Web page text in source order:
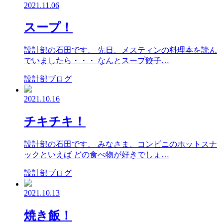
2021.11.06
スープ！
設計部の石田です。 先日、メスティンの料理本を読ん
でいましたら・・・ なんとスープ餃子…
設計部ブログ
2021.10.16
チキチキ！
設計部の石田です。 みなさま、コンビニのホットスナ
ックといえば どの食べ物が好きでしょ…
設計部ブログ
2021.10.13
焼き飯！